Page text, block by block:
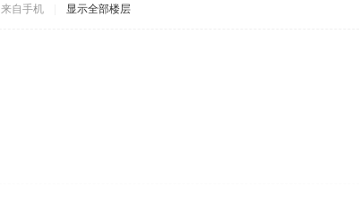
来自手机 显示全部楼层